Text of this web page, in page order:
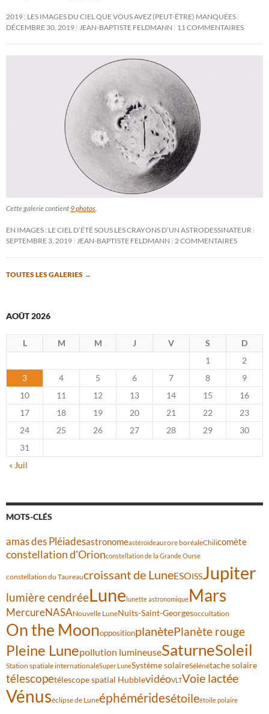
2019 : LES IMAGES DU CIEL QUE VOUS AVEZ (PEUT-ÊTRE) MANQUÉES
DÉCEMBRE 30, 2019
JEAN-BAPTISTE FELDMANN 11 COMMENTAIRES
Cette galerie contient 9 photos
EN IMAGES : LE CIEL D’ÉTÉ SOUS LES CRAYONS D’UN ASTRODESSINATEUR
SEPTEMBRE 3, 2019
JEAN-BAPTISTE FELDMANN 2 COMMENTAIRES
TOUTES LES GALERIES →
AOÛT 2026
L M M J V S
D
1
2
3
4 5 6 7 8
9
10
11 12 13 14 15
16
17
18 19 20 21 22
23
24
25 26 27 28 29
30
31
« Juil
MOTS-CLÉS
amas des Pléiadesastronomeastéroïdeaurore boréaleChilicomète
constellation d'Orionconstellation de la Grande Ourse
constellation du Taureaucroissant de LuneESOISSJupiter
lumière cendréeLunelunette astronomiqueMars
MercureNASANouvelle LuneNuits-Saint-Georgesoccultation
On the MoonoppositionplanètePlanète rouge
Pleine Lunepollution lumineuseSaturneSoleil
Station spatiale internationaleSuper LuneSystème solaireSélénétache solaire
télescopetélescope spatial HubblevidéoVLTVoie lactée
Vénuséclipse de Luneéphéméridesétoileétoile polaire